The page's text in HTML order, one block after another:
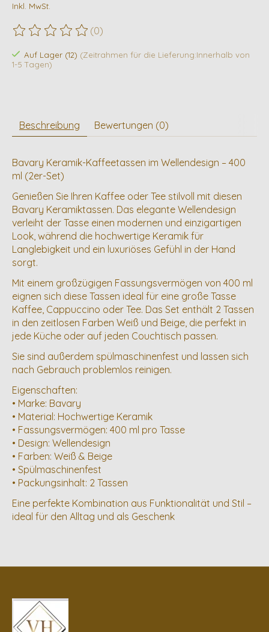
Inkl. MwSt.
Die Bewertung dieses Produkts ist
(0)
Auf Lager (12) (Zeitrahmen für die Lieferung:Innerhalb von
1-5 Tagen)
Beschreibung Bewertungen (0)
Bavary Keramik-Kaffeetassen im Wellendesign – 400
ml (2er-Set)
Genießen Sie Ihren Kaffee oder Tee stilvoll mit diesen
Bavary Keramiktassen. Das elegante Wellendesign
verleiht der Tasse einen modernen und einzigartigen
Look, während die hochwertige Keramik für
Langlebigkeit und ein luxuriöses Gefühl in der Hand
sorgt.
Mit einem großzügigen Fassungsvermögen von 400 ml
eignen sich diese Tassen ideal für eine große Tasse
Kaffee, Cappuccino oder Tee. Das Set enthält 2 Tassen
in den zeitlosen Farben Weiß und Beige, die perfekt in
jede Küche oder auf jeden Couchtisch passen.
Sie sind außerdem spülmaschinenfest und lassen sich
nach Gebrauch problemlos reinigen.
Eigenschaften:
• Marke: Bavary
• Material: Hochwertige Keramik
• Fassungsvermögen: 400 ml pro Tasse
• Design: Wellendesign
• Farben: Weiß & Beige
• Spülmaschinenfest
• Packungsinhalt: 2 Tassen
Eine perfekte Kombination aus Funktionalität und Stil –
ideal für den Alltag und als Geschenk